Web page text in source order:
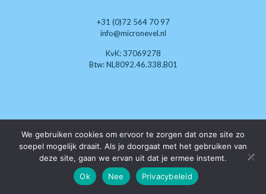
+31 (0)72 564 70 97
info@micronevel.nl
KvK: 37069278
Btw: NL8092.46.338.B01
klimaat-techneuten die
als dealer willen optreden.
We gebruiken cookies om ervoor te zorgen dat onze site zo
soepel mogelijk draait. Als je doorgaat met het gebruiken van
deze site, gaan we ervan uit dat je ermee instemt.
Ok
Nee Privacybeleid